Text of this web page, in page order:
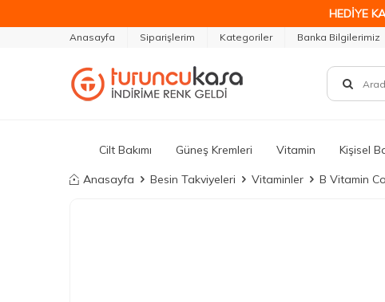
HEDİYE
Anasayfa Siparişlerim Kategoriler Banka Bilgilerimiz
Cilt Bakımı Güneş Kremleri Vitamin Kişisel
Anasayfa Besin Takviyeleri Vitaminler B Vitamin